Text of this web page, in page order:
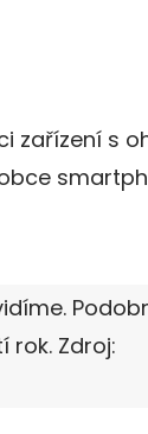
zařízení s
rok. Zdroj: